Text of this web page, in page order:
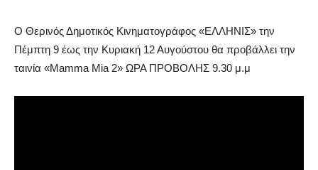
Ο Θερινός Δημοτικός Κινηματογράφος «ΕΛΛΗΝΙΣ» την
Πέμπτη 9 έως την Κυριακή 12 Αυγούστου θα προβάλλει την
ταινία «Mamma Mia 2» ΩΡΑ ΠΡΟΒΟΛΗΣ 9.30 μ.μ